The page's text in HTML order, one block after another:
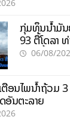
ກຸ່ມທຶນນ້ຳມັນ
93 ຕື້ໂດລາ
ລາຄານໍ້າມັນແ
06/08/
ຕືອນໄພນໍ້າຖ້ວມ
ອັນຕະລາຍ